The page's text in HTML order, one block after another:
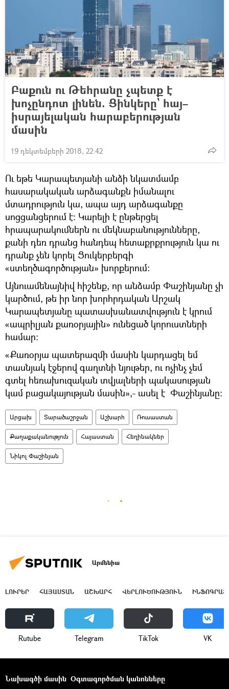
Բաքուն ու Թեհրանը չպետք է
խոչընդոտ լինեն. Ցինկերը` հայ–
իսրայելական հարաբերության
մասին
19 դեկտեմբերի 2018, 22:42
Ու եթե Կարապետյանի անձի նկատմամբ
հասարակական արձագանքն իմանալու
մտադրություն կա, ապա այդ արձագանքը
սոցցանցերում է։ Կարելի է ընթերցել
հրապարակումներն ու մեկնաբանությունները,
քանի դեռ դրանց հանդեպ հետաքրքրություն կա ու
դրանք չեն կորել Ցուկերբերգի
«ստեղծագործության» խորքերում։
Այնուամենայնիվ հիշենք, որ անձամբ Փաշինյանը չի
կարծում, թե իր նոր խորհրդական Արշակ
Կարապետյանը պատասխանատվություն է կրում
«ապրիլյան քառօրյային» ունեցած կորուստների
համար:
«Քառօրյա պատերազմի մասին կարդացել եմ
տասնյակ էջերով գաղտնի նյութեր, ու ոչինչ չեմ
գտել հեռախուզական տվյալների պակասության
կամ բացակայության մասին»,- ասել է Փաշինյանը:
Արցախ Տարածաշրջան Աշխարհ Ռուսաստան
Քաղաքականություն Հայաստան Հեղինակներ
Նիկոլ Փաշինյան
Արմենիա
ԼՈՒՐԵՐ ՀԱՅԱՍՏԱՆ ԱՇԽԱՐՀ ՎԵՐԼՈՒԾՈՒԹՅՈՒՆ
Rutube Telegram ТikТоk VK
Նախագծի մասին Օգտագործման կանոնները